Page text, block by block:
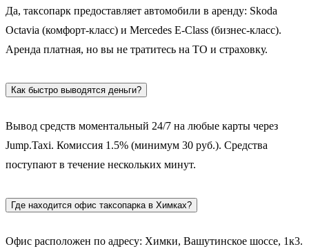
Да, таксопарк предоставляет автомобили в аренду: Skoda
Octavia (комфорт-класс) и Mercedes E-Class (бизнес-класс).
Аренда платная, но вы не тратитесь на ТО и страховку.
Как быстро выводятся деньги?
Вывод средств моментальный 24/7 на любые карты через
Jump.Taxi. Комиссия 1.5% (минимум 30 руб.). Средства
поступают в течение нескольких минут.
Где находится офис таксопарка в Химках?
Офис расположен по адресу: Химки, Вашутинское шоссе, 1к3.